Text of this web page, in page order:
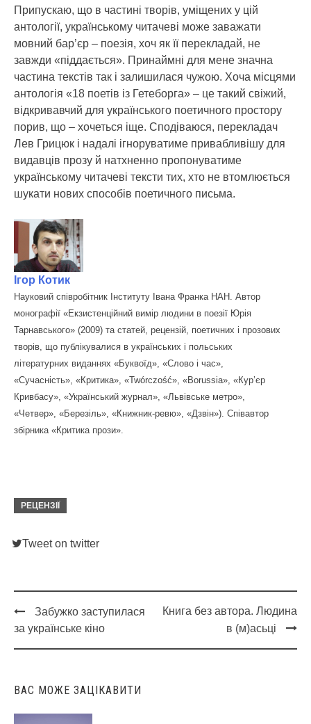
Припускаю, що в частині творів, уміщених у цій
антології, українському читачеві може заважати
мовний бар’єр – поезія, хоч як її перекладай, не
завжди «піддається». Принаймні для мене значна
частина текстів так і залишилася чужою. Хоча місцями
антологія «18 поетів із Гетеборга» – це такий свіжий,
відкривавчий для українського поетичного простору
порив, що – хочеться іще. Сподіваюся, перекладач
Лев Грицюк і надалі ігноруватиме привабливішу для
видавців прозу й натхненно пропонуватиме
українському читачеві тексти тих, хто не втомлюється
шукати нових способів поетичного письма.
Ігор Котик
Науковий співробітник Інституту Івана Франка НАН. Автор
монографії «Екзистенційний вимір людини в поезії Юрія
Тарнавського» (2009) та статей, рецензій, поетичних і прозових
творів, що публікувалися в українських і польських
літературних виданнях «Буквоїд», «Слово і час»,
«Сучасність», «Критика», «Twórczość», «Borussia», «Кур’єр
Кривбасу», «Український журнал», «Львівське метро»,
«Четвер», «Березіль», «Книжник-ревю», «Дзвін»). Співавтор
збірника «Критика прози».
РЕЦЕНЗІЇ
Tweet on twitter
Post
navigation
Забужко заступилася
за українське кіно
Книга без автора. Людина
в (м)асьці
ВАС МОЖЕ ЗАЦІКАВИТИ